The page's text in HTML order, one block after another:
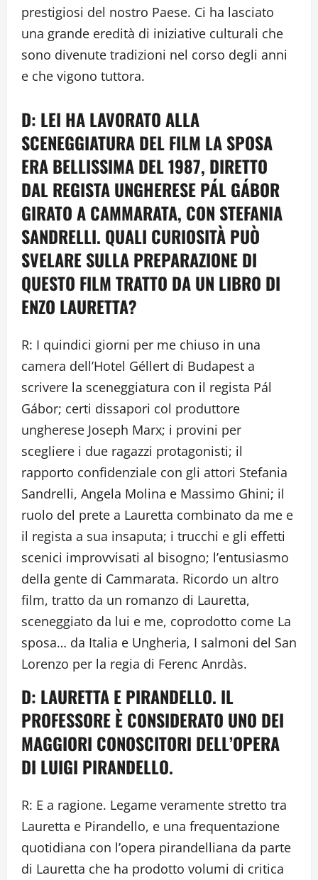
prestigiosi del nostro Paese. Ci ha lasciato
una grande eredità di iniziative culturali che
sono divenute tradizioni nel corso degli anni
e che vigono tuttora.
D: LEI HA LAVORATO ALLA
SCENEGGIATURA DEL FILM LA SPOSA
ERA BELLISSIMA DEL 1987, DIRETTO
DAL REGISTA UNGHERESE PÁL GÁBOR
GIRATO A CAMMARATA, CON STEFANIA
SANDRELLI. QUALI CURIOSITÀ PUÒ
SVELARE SULLA PREPARAZIONE DI
QUESTO FILM TRATTO DA UN LIBRO DI
ENZO LAURETTA?
R: I quindici giorni per me chiuso in una
camera dell’Hotel Géllert di Budapest a
scrivere la sceneggiatura con il regista Pál
Gábor; certi dissapori col produttore
ungherese Joseph Marx; i provini per
scegliere i due ragazzi protagonisti; il
rapporto confidenziale con gli attori Stefania
Sandrelli, Angela Molina e Massimo Ghini; il
ruolo del prete a Lauretta combinato da me e
il regista a sua insaputa; i trucchi e gli effetti
scenici improvvisati al bisogno; l’entusiasmo
della gente di Cammarata. Ricordo un altro
film, tratto da un romanzo di Lauretta,
sceneggiato da lui e me, coprodotto come La
sposa… da Italia e Ungheria, I salmoni del San
Lorenzo per la regia di Ferenc Anrdàs.
D: LAURETTA E PIRANDELLO. IL
PROFESSORE È CONSIDERATO UNO DEI
MAGGIORI CONOSCITORI DELL’OPERA
DI LUIGI PIRANDELLO.
R: E a ragione. Legame veramente stretto tra
Lauretta e Pirandello, e una frequentazione
quotidiana con l’opera pirandelliana da parte
di Lauretta che ha prodotto volumi di critica